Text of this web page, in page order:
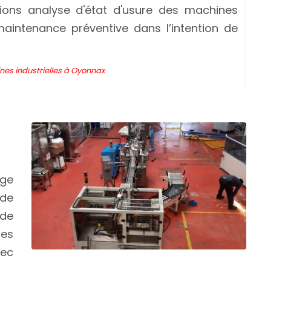
analyse d'état d'usure des machines
préventive dans l’intention de
industrielles à Oyonnax